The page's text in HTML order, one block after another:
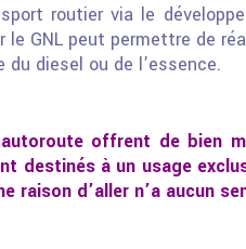
routier via le
GNL peut permettre de
diesel ou de l’essence.
offrent de bien
destinés à un usage
d’aller n’a aucun